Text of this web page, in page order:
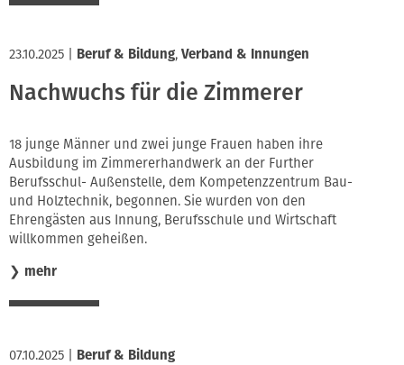
23.10.2025 Beruf & Bildung, Verband & Innungen
Nachwuchs für die Zimmerer
18 junge Männer und zwei junge Frauen haben ihre
Ausbildung im Zimmererhandwerk an der Further
Berufsschul- Außenstelle, dem Kompetenzzentrum Bau-
und Holztechnik, begonnen. Sie wurden von den
Ehrengästen aus Innung, Berufsschule und Wirtschaft
willkommen geheißen.
❯ mehr
07.10.2025 Beruf & Bildung